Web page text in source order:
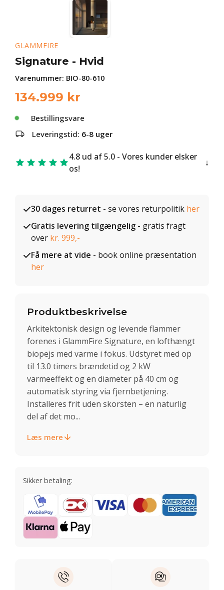
GLAMMFIRE
Signature - Hvid
Varenummer: BIO-80-610
134.999 kr
Bestillingsvare
Leveringstid: 6-8 uger
4.8 ud af 5.0 - Vores kunder elsker
os!
30 dages returret - se vores returpolitik her
Gratis levering tilgængelig - gratis fragt
over kr. 999,-
Få mere at vide - book online præsentation
her
Produktbeskrivelse
Arkitektonisk design og levende flammer
forenes i GlammFire Signature, en lofthængt
biopejs med varme i fokus. Udstyret med op
til 13.0 timers brændetid og 2 kW
varmeeffekt og en diameter på 40 cm og
automatisk styring via fjernbetjening.
Installeres frit uden skorsten – en naturlig
del af det mo...
Læs mere
Sikker betaling: